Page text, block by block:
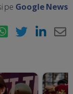
pe Google News
WhatsApp Twitter LinkedIn